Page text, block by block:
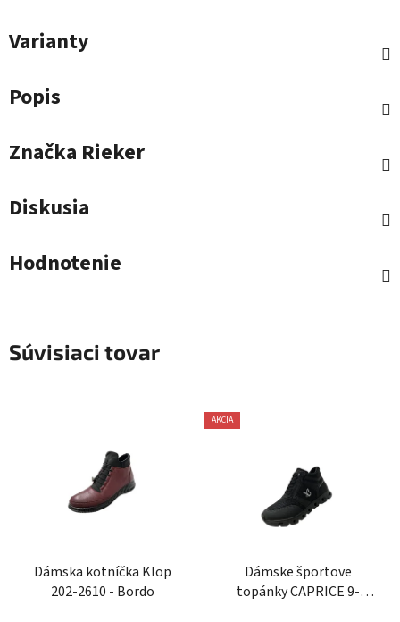
Varianty
Popis
Značka Rieker
Diskusia
Hodnotenie
Súvisiaci tovar
Dámska kotníčka Klop
202-2610 - Bordo
AKCIA
Dámske športove
topánky CAPRICE 9-